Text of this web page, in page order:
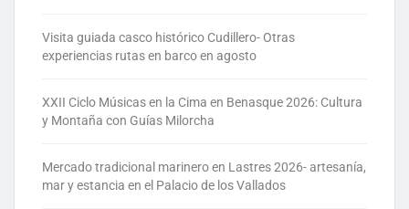
Visita guiada casco histórico Cudillero- Otras
experiencias rutas en barco en agosto
XXII Ciclo Músicas en la Cima en Benasque 2026: Cultura
y Montaña con Guías Milorcha
Mercado tradicional marinero en Lastres 2026- artesanía,
mar y estancia en el Palacio de los Vallados